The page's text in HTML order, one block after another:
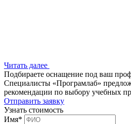
Читать далее
Подбираете оснащение под ваш
Специалисты «Програмлаб»
рекомендации по выбору учебных
Отправить заявку
Узнать стоимость
Имя*